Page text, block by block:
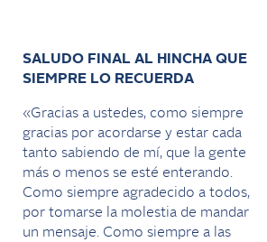
SALUDO FINAL AL HINCHA QUE
SIEMPRE LO RECUERDA
«Gracias a ustedes, como siempre
gracias por acordarse y estar cada
tanto sabiendo de mí, que la gente
más o menos se esté enterando.
Como siempre agradecido a todos,
por tomarse la molestia de mandar
un mensaje. Como siempre a las